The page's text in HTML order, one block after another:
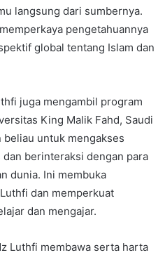
langsung dari sumbernya.
pengetahuannya
global tentang Islam dan
juga mengambil program
King Malik Fahd, Saudi
beliau untuk mengakses
berinteraksi dengan para
dunia. Ini membuka
dan memperkuat
dan mengajar.
Luthfi membawa serta harta